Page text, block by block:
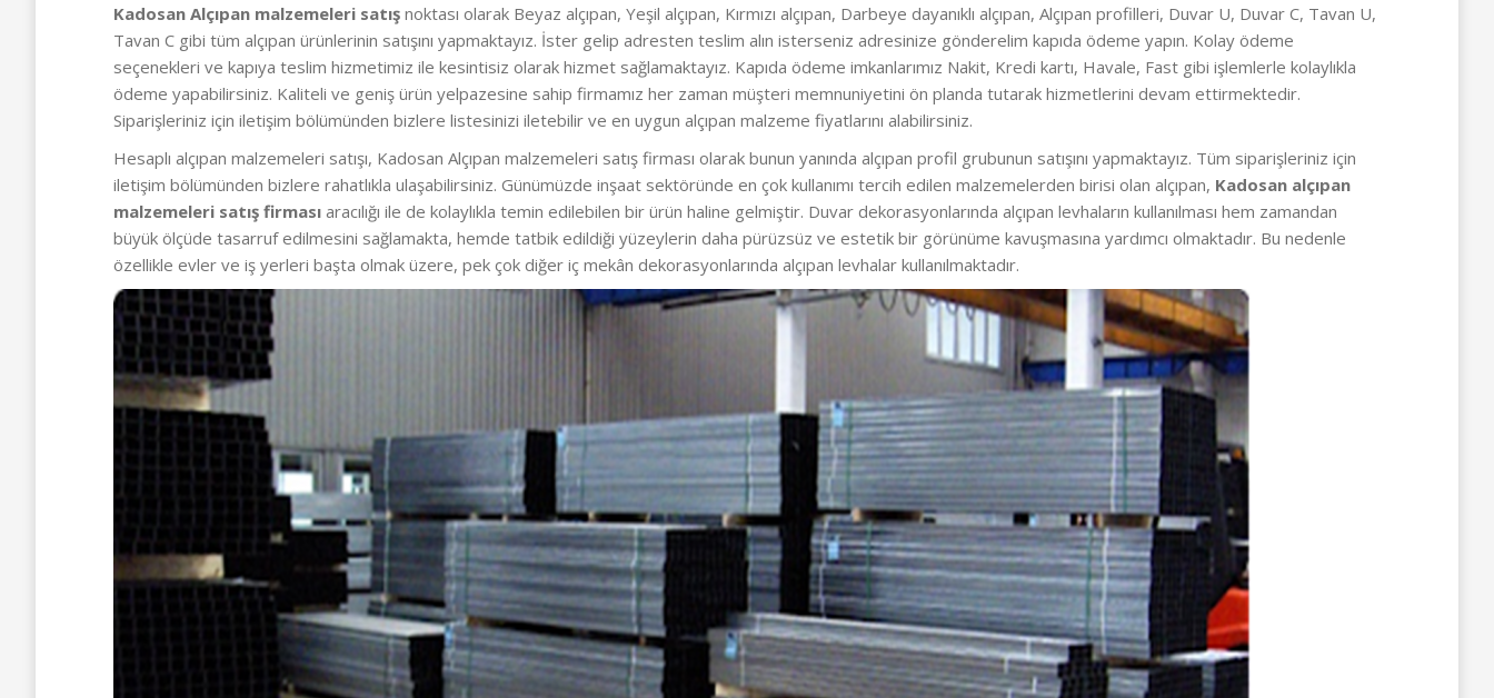
Kadosan Alçıpan malzemeleri satış noktası olarak Beyaz alçıpan, Yeşil alçıpan, Kırmızı alçıpan, Darbeye dayanıklı alçıpan, Alçıpan profilleri, Duvar U, Duvar C, Tavan U,
Tavan C gibi tüm alçıpan ürünlerinin satışını yapmaktayız. İster gelip adresten teslim alın isterseniz adresinize gönderelim kapıda ödeme yapın. Kolay ödeme
seçenekleri ve kapıya teslim hizmetimiz ile kesintisiz olarak hizmet sağlamaktayız. Kapıda ödeme imkanlarımız Nakit, Kredi kartı, Havale, Fast gibi işlemlerle kolaylıkla
ödeme yapabilirsiniz. Kaliteli ve geniş ürün yelpazesine sahip firmamız her zaman müşteri memnuniyetini ön planda tutarak hizmetlerini devam ettirmektedir.
Siparişleriniz için iletişim bölümünden bizlere listesinizi iletebilir ve en uygun alçıpan malzeme fiyatlarını alabilirsiniz.
Hesaplı alçıpan malzemeleri satışı, Kadosan Alçıpan malzemeleri satış firması olarak bunun yanında alçıpan profil grubunun satışını yapmaktayız. Tüm siparişleriniz için
iletişim bölümünden bizlere rahatlıkla ulaşabilirsiniz. Günümüzde inşaat sektöründe en çok kullanımı tercih edilen malzemelerden birisi olan alçıpan, Kadosan alçıpan
malzemeleri satış firması aracılığı ile de kolaylıkla temin edilebilen bir ürün haline gelmiştir. Duvar dekorasyonlarında alçıpan levhaların kullanılması hem zamandan
büyük ölçüde tasarruf edilmesini sağlamakta, hemde tatbik edildiği yüzeylerin daha pürüzsüz ve estetik bir görünüme kavuşmasına yardımcı olmaktadır. Bu nedenle
özellikle evler ve iş yerleri başta olmak üzere, pek çok diğer iç mekân dekorasyonlarında alçıpan levhalar kullanılmaktadır.